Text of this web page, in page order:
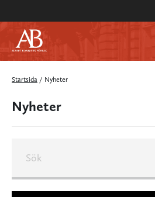
Startsida / Nyheter
Nyheter